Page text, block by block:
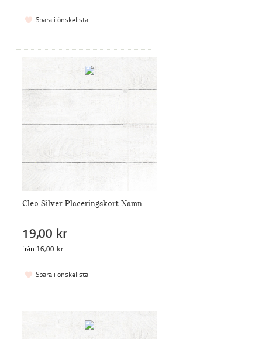
Spara i önskelista
Cleo Silver Placeringskort Namn
19,00 kr
från 16,00 kr
Spara i önskelista